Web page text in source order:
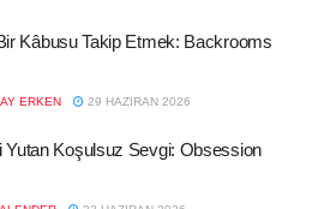
Bir Kâbusu Takip Etmek: Backrooms
ERKEN 29 HAZIRAN 2026
Yutan Koşulsuz Sevgi: Obsession